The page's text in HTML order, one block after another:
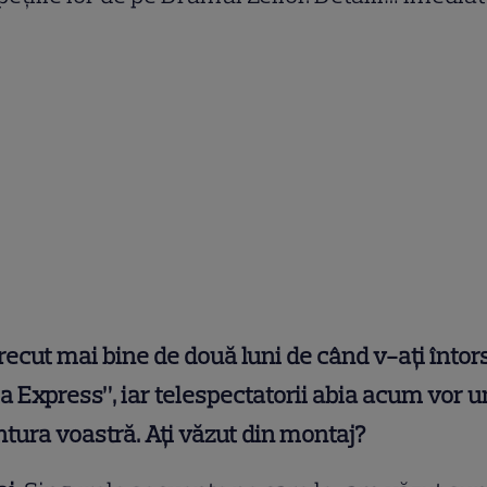
mai bine de două luni de când v-ați
Express”, iar telespectatorii abia acum vor
voastră. Ați văzut din montaj?